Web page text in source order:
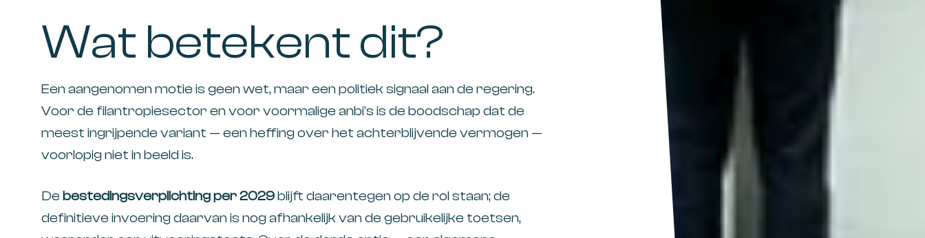
Wat betekent dit?
Een aangenomen motie is geen wet, maar een politiek signaal aan de regering.
Voor de filantropiesector en voor voormalige anbi's is de boodschap dat de
meest ingrijpende variant — een heffing over het achterblijvende vermogen —
voorlopig niet in beeld is.
De bestedingsverplichting per 2029blijft daarentegen op de rol staan; de
definitieve invoering daarvan is nog afhankelijk van de gebruikelijke toetsen,